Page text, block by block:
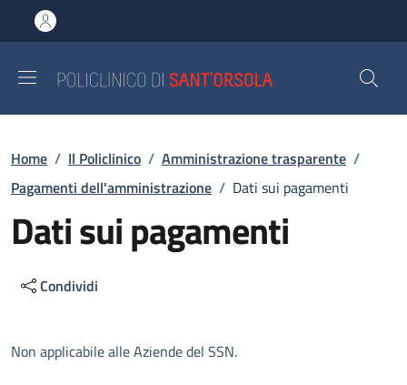
al contenuto principale
to footer content
Briciole di pane
Home / Il Policlinico / Amministrazione trasparente /
Pagamenti dell'amministrazione / Dati sui pagamenti
Dati sui pagamenti
Condividi
Descrizione
Non applicabile alle Aziende del SSN.